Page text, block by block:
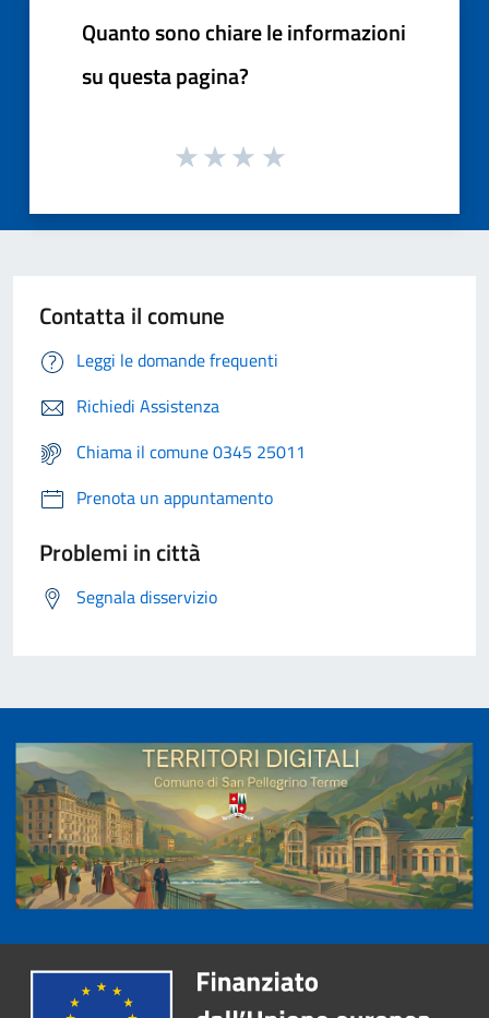
Quanto sono chiare le informazioni
su questa pagina?
Contatta il comune
Leggi le domande frequenti
Richiedi Assistenza
Chiama il comune 0345 25011
Prenota un appuntamento
Problemi in città
Segnala disservizio